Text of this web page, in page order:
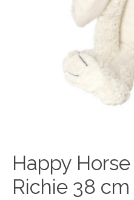
Happy
Richie 38 cm